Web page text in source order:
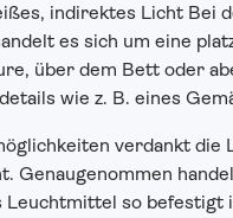
indirektes Licht Bei
es sich um eine
über dem Bett oder
wie z. B. eines
verdankt die
Genaugenommen
Leuchtmittel so befestigt